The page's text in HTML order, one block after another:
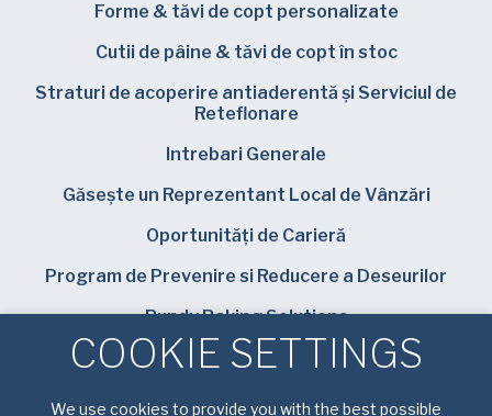
Forme & tăvi de copt personalizate
Cutii de pâine & tăvi de copt în stoc
Straturi de acoperire antiaderentă și Serviciul de
Reteflonare
Intrebari Generale
Găsește un Reprezentant Local de Vânzări
Oportunități de Carieră
Program de Prevenire si Reducere a Deseurilor
Bundy Baking Solutions
COOKIE SETTINGS
We use cookies to provide you with the best possible